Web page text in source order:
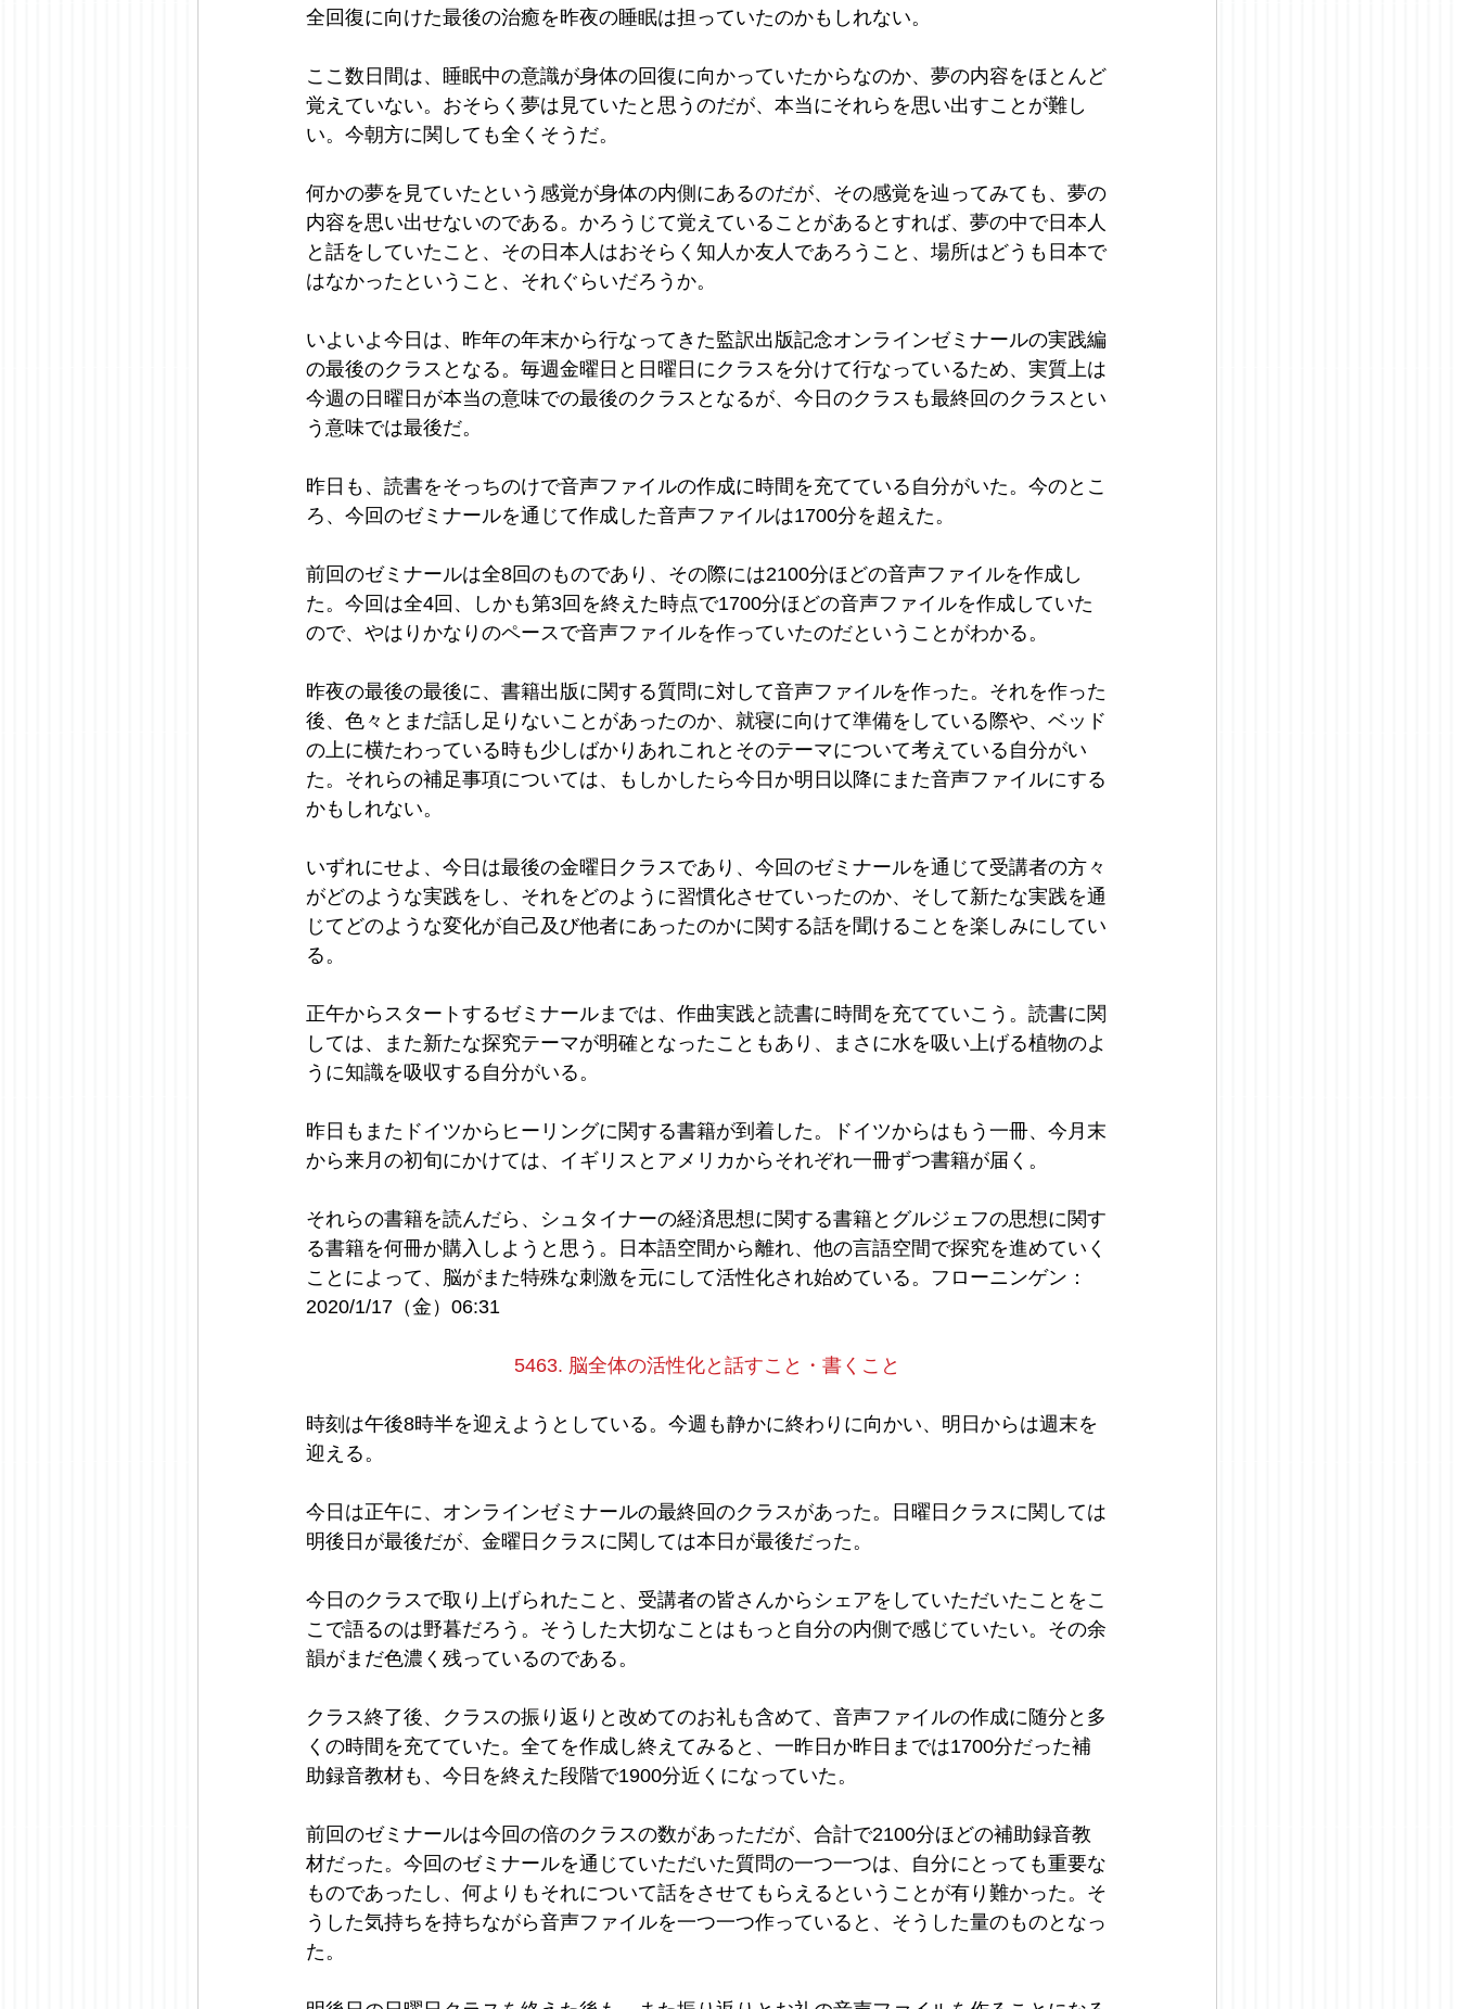
全回復に向けた最後の治癒を昨夜の睡眠は担っていたのかもしれない。
ここ数日間は、睡眠中の意識が身体の回復に向かっていたからなのか、夢の内容をほとんど
覚えていない。おそらく夢は見ていたと思うのだが、本当にそれらを思い出すことが難し
い。今朝方に関しても全くそうだ。
何かの夢を見ていたという感覚が身体の内側にあるのだが、その感覚を辿ってみても、夢の
内容を思い出せないのである。かろうじて覚えていることがあるとすれば、夢の中で日本人
と話をしていたこと、その日本人はおそらく知人か友人であろうこと、場所はどうも日本で
はなかったということ、それぐらいだろうか。
いよいよ今日は、昨年の年末から行なってきた監訳出版記念オンラインゼミナールの実践編
の最後のクラスとなる。毎週金曜日と日曜日にクラスを分けて行なっているため、実質上は
今週の日曜日が本当の意味での最後のクラスとなるが、今日のクラスも最終回のクラスとい
う意味では最後だ。
昨日も、読書をそっちのけで音声ファイルの作成に時間を充てている自分がいた。今のとこ
ろ、今回のゼミナールを通じて作成した音声ファイルは1700分を超えた。
前回のゼミナールは全8回のものであり、その際には2100分ほどの音声ファイルを作成し
た。今回は全4回、しかも第3回を終えた時点で1700分ほどの音声ファイルを作成していた
ので、やはりかなりのペースで音声ファイルを作っていたのだということがわかる。
昨夜の最後の最後に、書籍出版に関する質問に対して音声ファイルを作った。それを作った
後、色々とまだ話し足りないことがあったのか、就寝に向けて準備をしている際や、ベッド
の上に横たわっている時も少しばかりあれこれとそのテーマについて考えている自分がい
た。それらの補足事項については、もしかしたら今日か明日以降にまた音声ファイルにする
かもしれない。
いずれにせよ、今日は最後の金曜日クラスであり、今回のゼミナールを通じて受講者の方々
がどのような実践をし、それをどのように習慣化させていったのか、そして新たな実践を通
じてどのような変化が自己及び他者にあったのかに関する話を聞けることを楽しみにしてい
る。
正午からスタートするゼミナールまでは、作曲実践と読書に時間を充てていこう。読書に関
しては、また新たな探究テーマが明確となったこともあり、まさに水を吸い上げる植物のよ
うに知識を吸収する自分がいる。
昨日もまたドイツからヒーリングに関する書籍が到着した。ドイツからはもう一冊、今月末
から来月の初旬にかけては、イギリスとアメリカからそれぞれ一冊ずつ書籍が届く。
それらの書籍を読んだら、シュタイナーの経済思想に関する書籍とグルジェフの思想に関す
る書籍を何冊か購入しようと思う。日本語空間から離れ、他の言語空間で探究を進めていく
ことによって、脳がまた特殊な刺激を元にして活性化され始めている。フローニンゲン：
2020/1/17（金）06:31
5463. 脳全体の活性化と話すこと・書くこと
時刻は午後8時半を迎えようとしている。今週も静かに終わりに向かい、明日からは週末を
迎える。
今日は正午に、オンラインゼミナールの最終回のクラスがあった。日曜日クラスに関しては
明後日が最後だが、金曜日クラスに関しては本日が最後だった。
今日のクラスで取り上げられたこと、受講者の皆さんからシェアをしていただいたことをこ
こで語るのは野暮だろう。そうした大切なことはもっと自分の内側で感じていたい。その余
韻がまだ色濃く残っているのである。
クラス終了後、クラスの振り返りと改めてのお礼も含めて、音声ファイルの作成に随分と多
くの時間を充てていた。全てを作成し終えてみると、一昨日か昨日までは1700分だった補
助録音教材も、今日を終えた段階で1900分近くになっていた。
前回のゼミナールは今回の倍のクラスの数があっただが、合計で2100分ほどの補助録音教
材だった。今回のゼミナールを通じていただいた質問の一つ一つは、自分にとっても重要な
ものであったし、何よりもそれについて話をさせてもらえるということが有り難かった。そ
うした気持ちを持ちながら音声ファイルを一つ一つ作っていると、そうした量のものとなっ
た。